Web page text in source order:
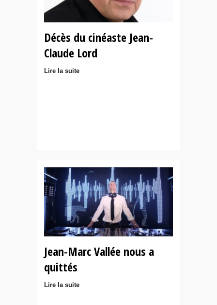
Décès du cinéaste Jean-
Claude Lord
Lire la suite
Jean-Marc Vallée nous a
quittés
Lire la suite